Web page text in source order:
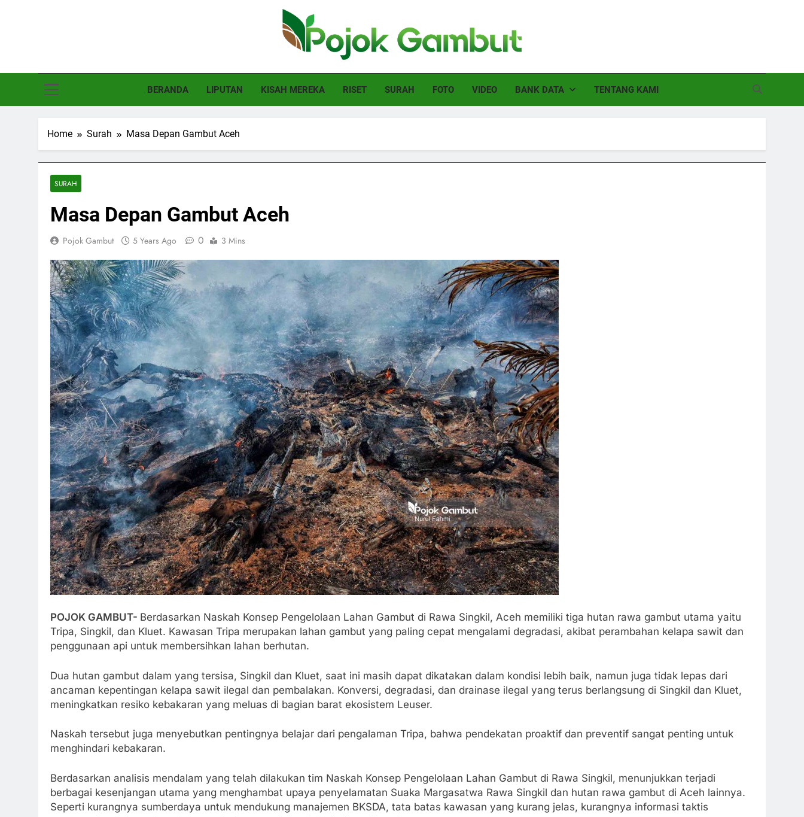
Pojok Gambut
Basajan.net
BERANDA LIPUTAN KISAH MEREKA RISET SURAH FOTO VIDEO BANK DATA TENTANG KAMI
Home Surah Masa Depan Gambut Aceh
SURAH
Masa Depan Gambut Aceh
Pojok Gambut 5 Years Ago 0 3 Mins
POJOK GAMBUT- Berdasarkan Naskah Konsep Pengelolaan Lahan Gambut di Rawa Singkil, Aceh memiliki tiga hutan rawa gambut utama yaitu
Tripa, Singkil, dan Kluet. Kawasan Tripa merupakan lahan gambut yang paling cepat mengalami degradasi, akibat perambahan kelapa sawit dan
penggunaan api untuk membersihkan lahan berhutan.
Dua hutan gambut dalam yang tersisa, Singkil dan Kluet, saat ini masih dapat dikatakan dalam kondisi lebih baik, namun juga tidak lepas dari
ancaman kepentingan kelapa sawit ilegal dan pembalakan. Konversi, degradasi, dan drainase ilegal yang terus berlangsung di Singkil dan Kluet,
meningkatkan resiko kebakaran yang meluas di bagian barat ekosistem Leuser.
Naskah tersebut juga menyebutkan pentingnya belajar dari pengalaman Tripa, bahwa pendekatan proaktif dan preventif sangat penting untuk
menghindari kebakaran.
Berdasarkan analisis mendalam yang telah dilakukan tim Naskah Konsep Pengelolaan Lahan Gambut di Rawa Singkil, menunjukkan terjadi
berbagai kesenjangan utama yang menghambat upaya penyelamatan Suaka Margasatwa Rawa Singkil dan hutan rawa gambut di Aceh lainnya.
Seperti kurangnya sumberdaya untuk mendukung manajemen BKSDA, tata batas kawasan yang kurang jelas, kurangnya informasi taktis